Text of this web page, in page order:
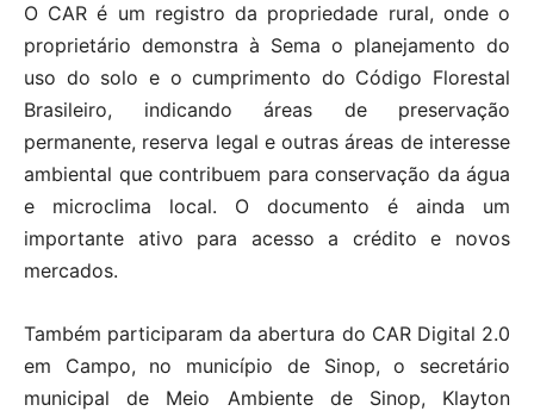
O CAR é um registro da propriedade rural, onde o
proprietário demonstra à Sema o planejamento do
uso do solo e o cumprimento do Código Florestal
Brasileiro, indicando áreas de preservação
permanente, reserva legal e outras áreas de interesse
ambiental que contribuem para conservação da água
e microclima local. O documento é ainda um
importante ativo para acesso a crédito e novos
mercados.
Também participaram da abertura do CAR Digital 2.0
em Campo, no município de Sinop, o secretário
municipal de Meio Ambiente de Sinop, Klayton